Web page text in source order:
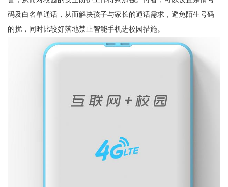
码及白名单通话，从而解决孩子与家长的通话需求，避免陌生号码
的扰，同时比较好落地禁止智能手机进校园措施。